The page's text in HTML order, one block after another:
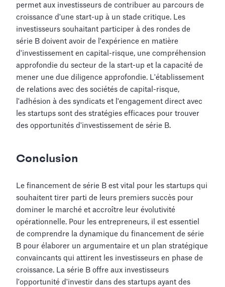
permet aux investisseurs de contribuer au parcours de
croissance d'une start-up à un stade critique. Les
investisseurs souhaitant participer à des rondes de
série B doivent avoir de l'expérience en matière
d'investissement en capital-risque, une compréhension
approfondie du secteur de la start-up et la capacité de
mener une due diligence approfondie. L'établissement
de relations avec des sociétés de capital-risque,
l'adhésion à des syndicats et l'engagement direct avec
les startups sont des stratégies efficaces pour trouver
des opportunités d'investissement de série B.
Conclusion
Le financement de série B est vital pour les startups qui
souhaitent tirer parti de leurs premiers succès pour
dominer le marché et accroître leur évolutivité
opérationnelle. Pour les entrepreneurs, il est essentiel
de comprendre la dynamique du financement de série
B pour élaborer un argumentaire et un plan stratégique
convaincants qui attirent les investisseurs en phase de
croissance. La série B offre aux investisseurs
l'opportunité d'investir dans des startups ayant des